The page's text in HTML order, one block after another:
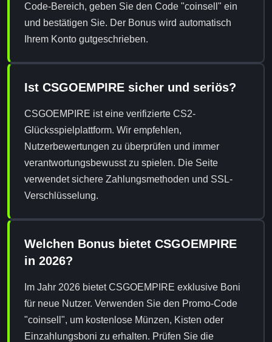
Code-Bereich, geben Sie den Code "coinsell" ein
und bestätigen Sie. Der Bonus wird automatisch
Ihrem Konto gutgeschrieben.
Ist CSGOEMPIRE sicher und seriös?
CSGOEMPIRE ist eine verifizierte CS2-
Glücksspielplattform. Wir empfehlen,
Nutzerbewertungen zu überprüfen und immer
verantwortungsbewusst zu spielen. Die Seite
verwendet sichere Zahlungsmethoden und SSL-
Verschlüsselung.
Welchen Bonus bietet CSGOEMPIRE
in 2026?
Im Jahr 2026 bietet CSGOEMPIRE exklusive Boni
für neue Nutzer. Verwenden Sie den Promo-Code
"coinsell", um kostenlose Münzen, Kisten oder
Einzahlungsboni zu erhalten. Prüfen Sie die